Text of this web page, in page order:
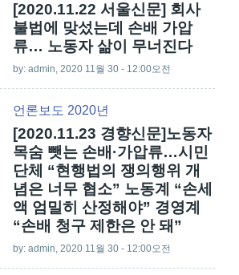
[2020.11.22 서울신문] 회사
불법에 맞섰는데 손배 가압
류… 노동자 삶이 무너진다
by: admin, 2020 11월 30 - 12:00오전
언론보도 2020년
[2020.11.23 경향신문]노동자
목숨 뺏는 손배·가압류…시민
단체 “현행법의 쟁의행위 개
념은 너무 협소” 노동계 “손세
액 엄밀히 산정해야” 경영계
“손배 청구 제한은 안 돼”
by: admin, 2020 11월 30 - 12:00오전